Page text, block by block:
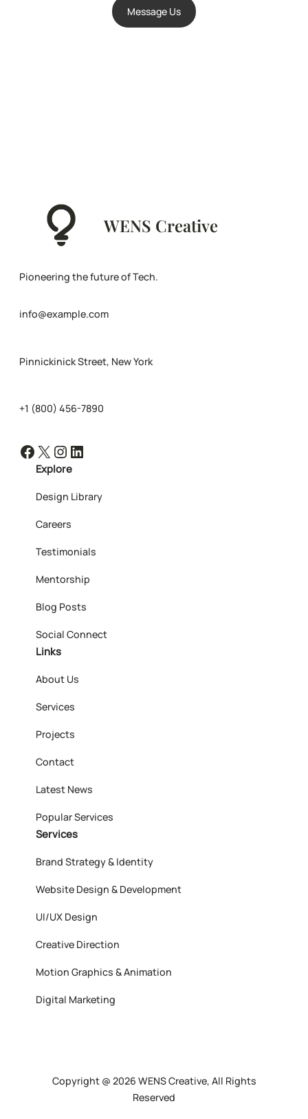
Message Us
WENS Creative
Pioneering the future of Tech.
info@example.com
Pinnickinick Street, New York
+1 (800) 456-7890
Facebook X Instagram LinkedIn
Explore
Design Library
Careers
Testimonials
Mentorship
Blog Posts
Social Connect
Links
About Us
Services
Projects
Contact
Latest News
Popular Services
Services
Brand Strategy & Identity
Website Design & Development
UI/UX Design
Creative Direction
Motion Graphics & Animation
Digital Marketing
Copyright @ 2026 WENS Creative, All Rights
Reserved